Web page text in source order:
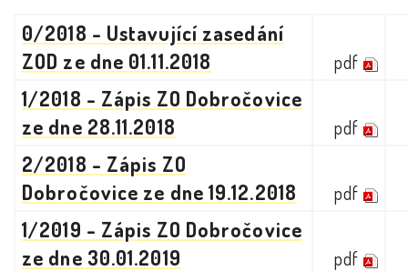
0/2018 - Ustavující zasedání
ZOD ze dne 01.11.2018
pdf
1/2018 - Zápis ZO Dobročovice
ze dne 28.11.2018
pdf
2/2018 - Zápis ZO
Dobročovice ze dne 19.12.2018
pdf
1/2019 - Zápis ZO Dobročovice
ze dne 30.01.2019
pdf